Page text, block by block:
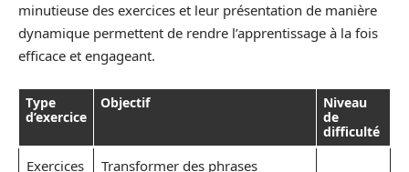
minutieuse des exercices et leur présentation de manière
dynamique permettent de rendre l’apprentissage à la fois
efficace et engageant.
Type
d’exercice
Objectif
Niveau
de
difficulté
Exercices
Transformer des phrases